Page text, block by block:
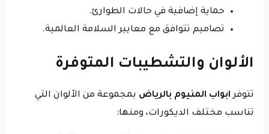
حماية إضافية في حالات الطوارئ.
تصاميم تتوافق مع معايير السلامة العالمية.
الألوان والتشطيبات المتوفرة
تتوفرابواب المنيوم بالرياض بمجموعة من الألوان التي
تناسب مختلف الديكورات، ومنها: